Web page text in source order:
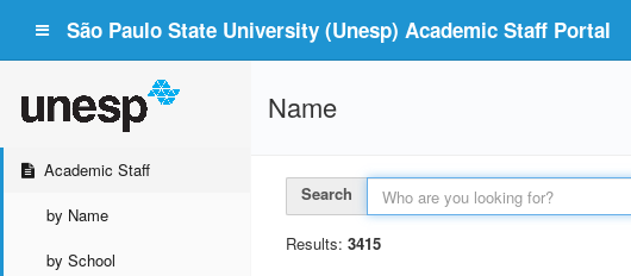
São Paulo State University (Unesp) Academic Staff Portal
Academic Staff
by Name
by School
Name
Search
Results: 3415